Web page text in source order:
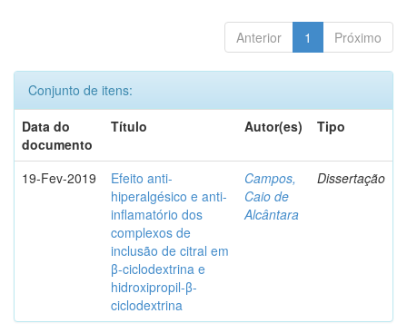
Anterior 1 Próximo
Conjunto de itens:
Data do
documento
Título Autor(es) Tipo
19-Fev-2019
Efeito anti-
hiperalgésico e anti-
inflamatório dos
complexos de
inclusão de citral em
β-ciclodextrina e
hidroxipropil-β-
ciclodextrina
Campos,
Caio de
Alcântara
Dissertação